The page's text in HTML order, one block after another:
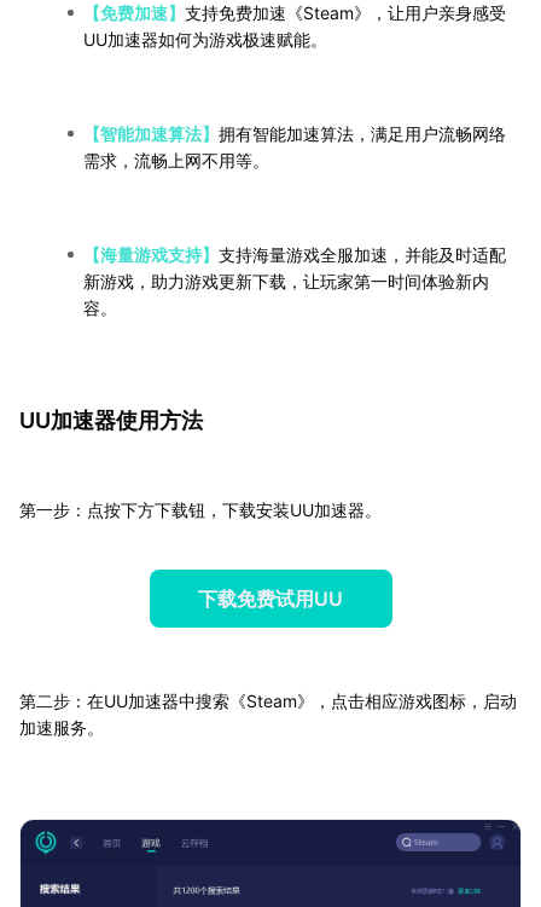
【免费加速】 支持免费加速《Steam》，让用户亲身感受
UU加速器如何为游戏极速赋能。
【智能加速算法】 拥有智能加速算法，满足用户流畅网络
需求，流畅上网不用等。
【海量游戏支持】 支持海量游戏全服加速，并能及时适配
新游戏，助力游戏更新下载，让玩家第一时间体验新内
容。
UU加速器使用方法
第一步：点按下方下载钮，下载安装UU加速器。
下载免费试用UU
第二步：在UU加速器中搜索《Steam》，点击相应游戏图标，启动
加速服务。